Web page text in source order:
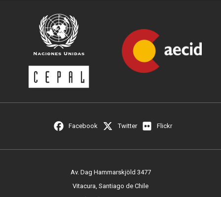
Facebook Twitter Flickr
Av. Dag Hammarskjöld 3477
Vitacura, Santiago de Chile